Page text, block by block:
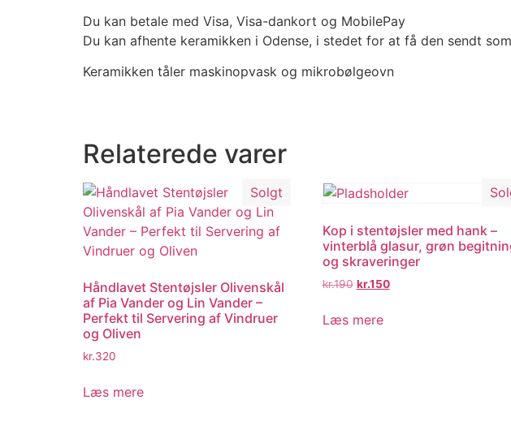
Du kan betale med Visa, Visa-dankort og MobilePay
Du kan afhente keramikken i Odense, i stedet for at få den sendt
Keramikken tåler maskinopvask og mikrobølgeovn
Relaterede varer
Solgt
Håndlavet Stentøjsler Olivenskål
af Pia Vander og Lin Vander –
Perfekt til Servering af Vindruer
og Oliven
kr.320
Læs mere
Kop i stentøjsler med hank –
vinterblå glasur, grøn
og skraveringer
kr.190 kr.150
Læs mere